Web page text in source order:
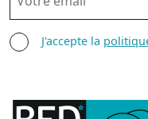
AGREE TERMS
J'accepte la